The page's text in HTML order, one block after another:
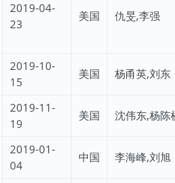
2019-04-
23
美国 仇旻,李强
2019-10-
15
美国 杨甬英,刘东
2019-11-
19
美国 沈伟东,杨陈
2019-01-
04
中国 李海峰,刘旭